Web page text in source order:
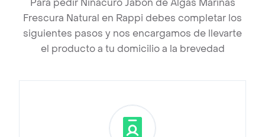
Para pedir Ninacuro Jabón de Algas Marinas
Frescura Natural en Rappi debes completar los
siguientes pasos y nos encargamos de llevarte
el producto a tu domicilio a la brevedad